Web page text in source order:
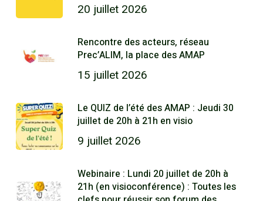
20 juillet 2026
Rencontre des acteurs, réseau
Prec’ALIM, la place des AMAP
15 juillet 2026
Le QUIZ de l’été des AMAP : Jeudi 30
juillet de 20h à 21h en visio
9 juillet 2026
Webinaire : Lundi 20 juillet de 20h à
21h (en visioconférence) : Toutes les